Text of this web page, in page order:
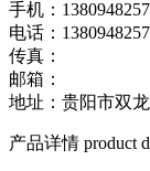
手机：
电话：
传真：
邮箱：
地址：贵阳市双
产品详情 product